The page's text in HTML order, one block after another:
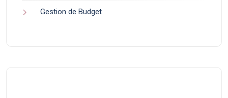
Gestion de Budget